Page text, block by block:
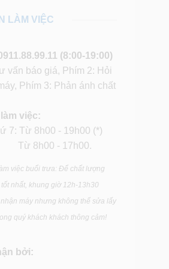
LÀM VIỆC
(8:00-19:00)
vấn báo giá, Phím 2: Hỏi
Phím 3: Phản ánh chất
việc:
7: Từ 8h00 - 19h00 (*)
Từ 8h00 - 17h00.
việc buổi trưa: Để chất lượng
nhất, khung giờ 12h-13h30
máy nhưng không thể sửa lấy
quý khách khách thông cảm!
bởi: